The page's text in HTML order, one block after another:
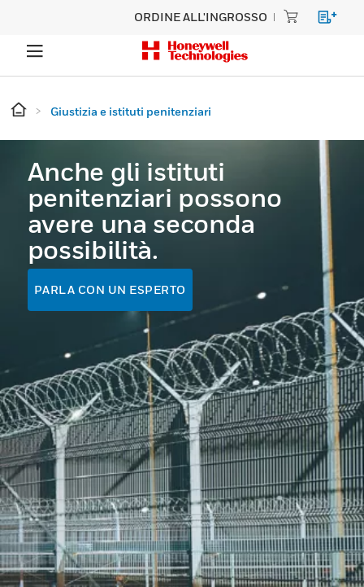
ORDINE ALL'INGROSSO
Giustizia e istituti penitenziari
Anche gli istituti
penitenziari possono
avere una seconda
possibilità.
PARLA CON UN ESPERTO